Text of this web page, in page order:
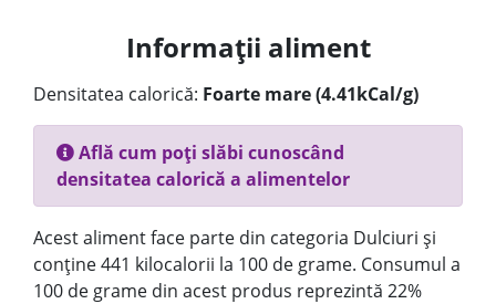
Informații aliment
Densitatea calorică: Foarte mare (4.41kCal/g)
Află cum poți slăbi cunoscând
densitatea calorică a alimentelor
Acest aliment face parte din categoria Dulciuri și
conține 441 kilocalorii la 100 de grame. Consumul a
100 de grame din acest produs reprezintă 22%